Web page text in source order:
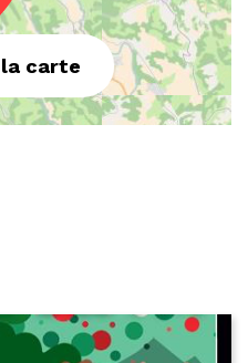
carte